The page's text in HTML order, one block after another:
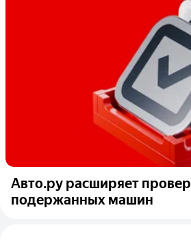
Авто.ру расширяет
подержанных машин